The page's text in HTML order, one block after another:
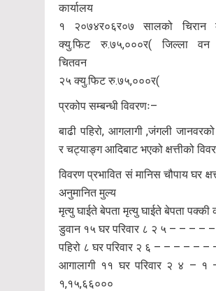
कार्यालय
१ २०७४र०६र०७ सालको
क्यु.फिट रु.७५,०००र( जिल्ला वन
चितवन
२५ क्यु.फिट रु.७५,०००र(
प्रकोप सम्बन्धी विवरणः–
बाढी पहिरो, आगलागी ,जंगली
र चट्याङ्ग आदिबाट भएको क्षत्तीको
विवरण प्रभावित सं मानिस चौपाय घर
अनुमानित मुल्य
मृत्यु घाईते बेपता मृत्यु घाईते बेपता पक्की
डुवान १५ घर परिवार ८ २ ५ – – – –
पहिरो ८ घर परिवार २ ६ – – – – – –
आगालागी ११ घर परिवार २ ४ –
१,१५,६६०००